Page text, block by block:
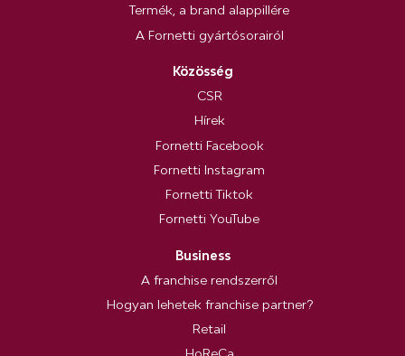
Termék, a brand alappillére
A Fornetti gyártósorairól
Közösség
CSR
Hírek
Fornetti Facebook
Fornetti Instagram
Fornetti Tiktok
Fornetti YouTube
Business
A franchise rendszerről
Hogyan lehetek franchise partner?
Retail